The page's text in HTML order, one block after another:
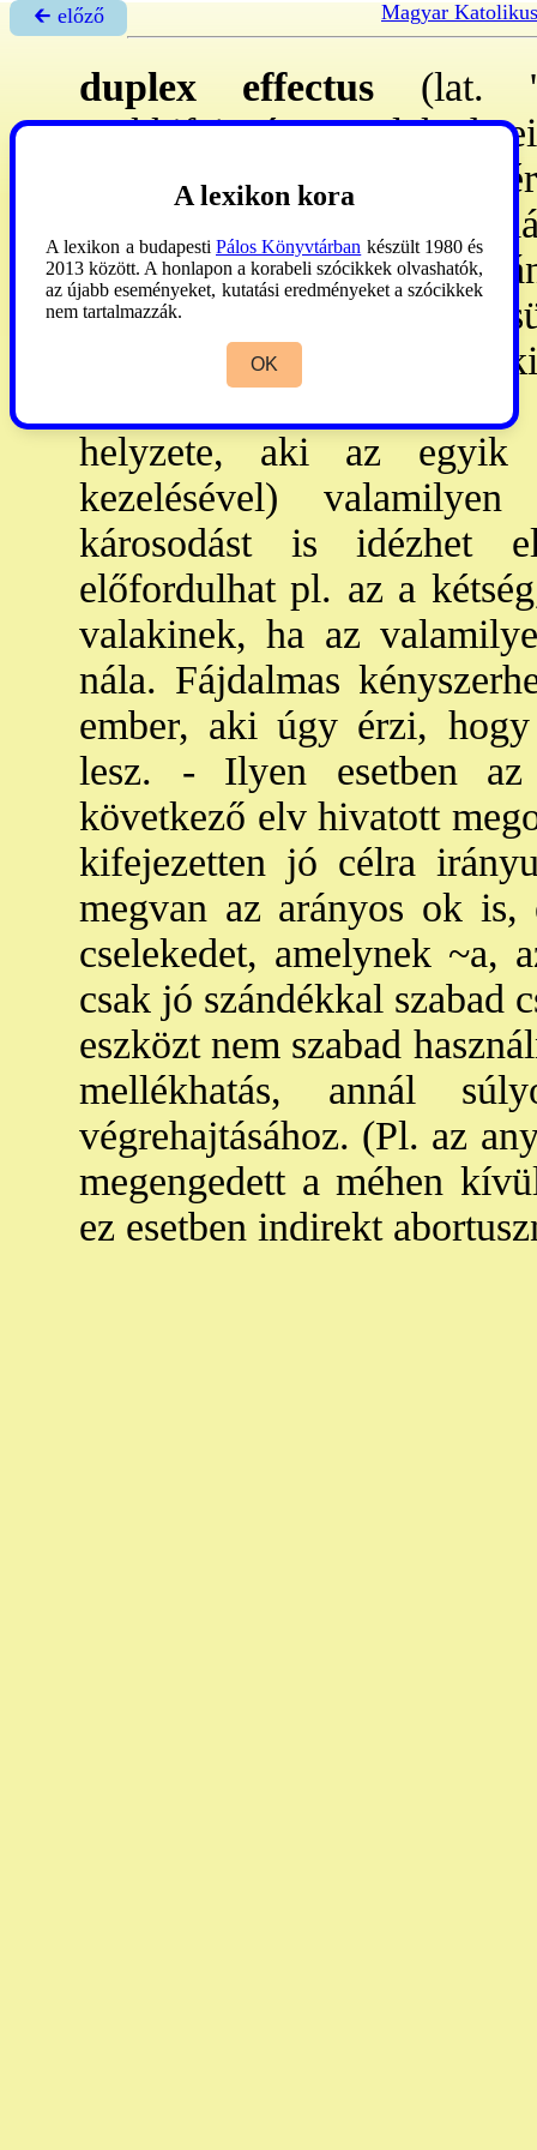
🡰 előző Magyar
duplex effectus (lat.
szakkifejezés,
következményei,
bár nem mindig v.
- ma - inkább indirekt
valamennyi erkölcsi
kettős hatása. Az egyiket
mellékesen v.
helyzete, aki az egyik
kezelésével)
károsodást is idézhet
előfordulhat pl. az a
valakinek, ha az
nála. Fájdalmas
ember, aki úgy érzi, hogy
lesz. - Ilyen esetben az
következő elv hivatott
kifejezetten jó célra
megvan az arányos ok is,
cselekedet, amelynek ~a,
csak jó szándékkal szabad
eszközt nem szabad
mellékhatás, annál
végrehajtásához. (Pl. az
megengedett a méhen
ez esetben indirekt
A lexikon kora
A lexikon a budapesti Pálos Könyvtárban készült 1980 és
2013 között. A honlapon a korabeli szócikkek olvashatók,
az újabb eseményeket, kutatási eredményeket a szócikkek
nem tartalmazzák.
OK